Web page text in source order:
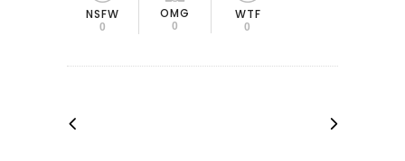
NSFW
0
OMG
0
WTF
0